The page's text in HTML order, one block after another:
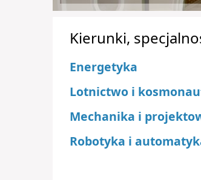
Kierunki,
Energetyka
Lotnictwo i
Mechanika i
Robotyka i